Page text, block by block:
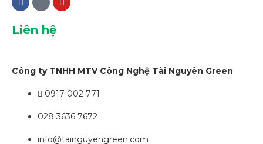
Liên hệ
Công ty TNHH MTV Công Nghệ Tài Nguyên Green
0917 002 771
028 3636 7672
info@tainguyengreen.com